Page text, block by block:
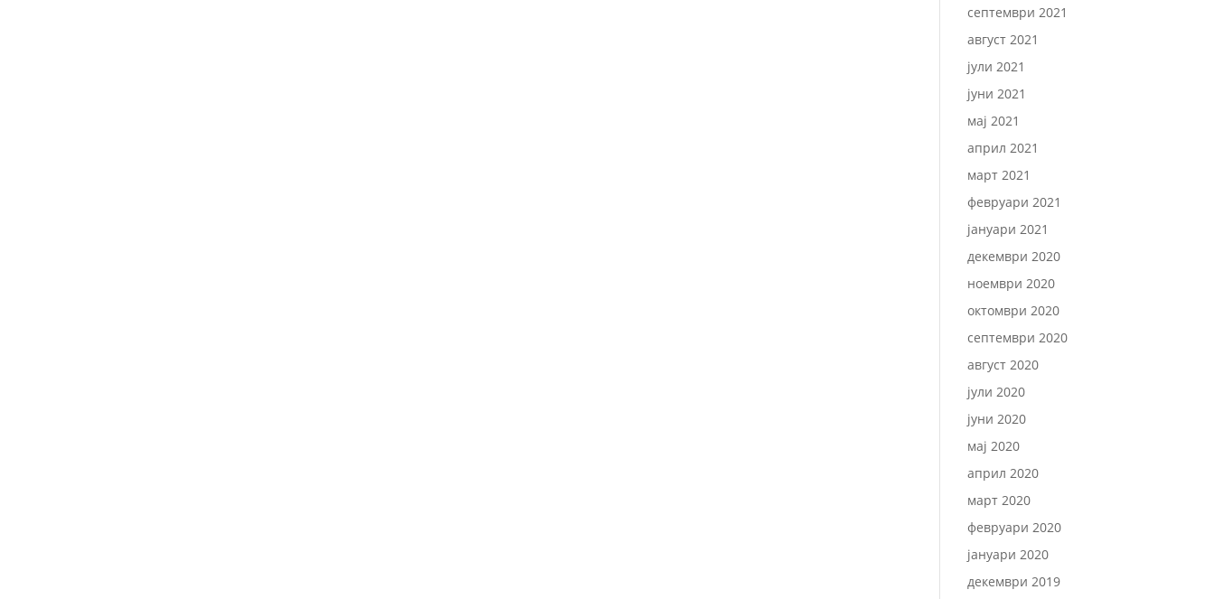
септември 2021
август 2021
јули 2021
јуни 2021
мај 2021
април 2021
март 2021
февруари 2021
јануари 2021
декември 2020
ноември 2020
октомври 2020
септември 2020
август 2020
јули 2020
јуни 2020
мај 2020
април 2020
март 2020
февруари 2020
јануари 2020
декември 2019